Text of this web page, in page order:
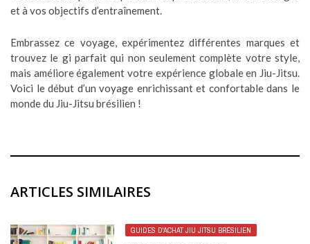
et à vos objectifs d’entraînement.
Embrassez ce voyage, expérimentez différentes marques et
trouvez le gi parfait qui non seulement complète votre style,
mais améliore également votre expérience globale en Jiu-Jitsu.
Voici le début d’un voyage enrichissant et confortable dans le
monde du Jiu-Jitsu brésilien !
ARTICLES SIMILAIRES
GUIDES D'ACHAT JIU JITSU BRÉSILIEN